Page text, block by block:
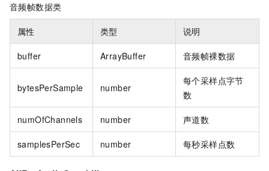
音频帧数据类
属性 类型 说明
buffer ArrayBuffer 音频帧裸数据
bytesPerSample number
每个采样点字节
数
numOfChannels number 声道数
samplesPerSec number 每秒采样点数